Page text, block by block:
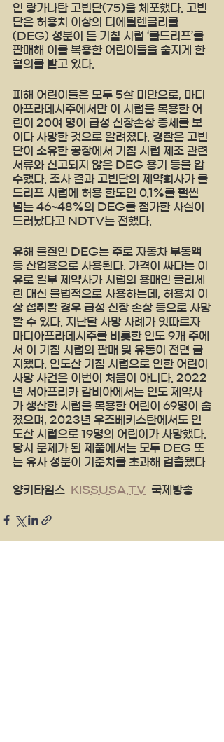
인 랑가나탄 고빈단(75)을 체포했다. 고빈
단은 허용치 이상의 디에틸렌글리콜
(DEG) 성분이 든 기침 시럽 ‘콜드리프’를
판매해 이를 복용한 어린이들을 숨지게 한
혐의를 받고 있다.
피해 어린이들은 모두 5살 미만으로, 마디
아프라데시주에서만 이 시럽을 복용한 어
린이 20여 명이 급성 신장손상 증세를 보
이다 사망한 것으로 알려졌다. 경찰은 고빈
단이 소유한 공장에서 기침 시럽 제조 관련
서류와 신고되지 않은 DEG 용기 등을 압
수했다. 조사 결과 고빈단의 제약회사가 콜
드리프 시럽에 허용 한도인 0.1%를 훨씬
넘는 46~48%의 DEG를 첨가한 사실이
드러났다고 NDTV는 전했다.
유해 물질인 DEG는 주로 자동차 부동액
등 산업용으로 사용된다. 가격이 싸다는 이
유로 일부 제약사가 시럽의 용매인 글리세
린 대신 불법적으로 사용하는데, 허용치 이
상 섭취할 경우 급성 신장 손상 등으로 사망
할 수 있다. 지난달 사망 사례가 잇따르자
마디아프라데시주를 비롯한 인도 9개 주에
서 이 기침 시럽의 판매 및 유통이 전면 금
지됐다. 인도산 기침 시럽으로 인한 어린이
사망 사건은 이번이 처음이 아니다. 2022
년 서아프리카 감비아에서는 인도 제약사
가 생산한 시럽을 복용한 어린이 69명이 숨
졌으며, 2023년 우즈베키스탄에서도 인
도산 시럽으로 19명의 어린이가 사망했다.
당시 문제가 된 제품에서는 모두 DEG 또
는 유사 성분이 기준치를 초과해 검출됐다
양키타임스 KISSUSA.TV 국제방송